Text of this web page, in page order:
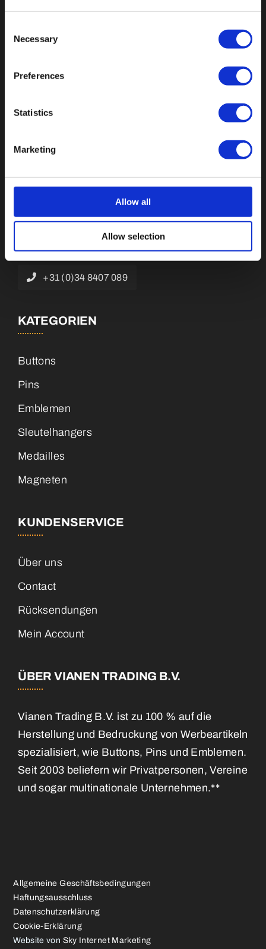
Selection
Necessary
Preferences
Statistics
Marketing
Allow all
Allow selection
Botnische Golf 9a, 3446 CN Woerden,
Niederlande
+31 (0)34 8407 089
KATEGORIEN
Buttons
Pins
Emblemen
Sleutelhangers
Medailles
Magneten
KUNDENSERVICE
Über uns
Contact
Rücksendungen
Mein Account
ÜBER VIANEN TRADING B.V.
Vianen Trading B.V. ist zu 100 % auf die
Herstellung und Bedruckung von Werbeartikeln
spezialisiert, wie Buttons, Pins und Emblemen.
Seit 2003 beliefern wir Privatpersonen, Vereine
und sogar multinationale Unternehmen.**
Allgemeine Geschäftsbedingungen
Haftungsausschluss
Datenschutzerklärung
Cookie-Erklärung
Website von Sky Internet Marketing